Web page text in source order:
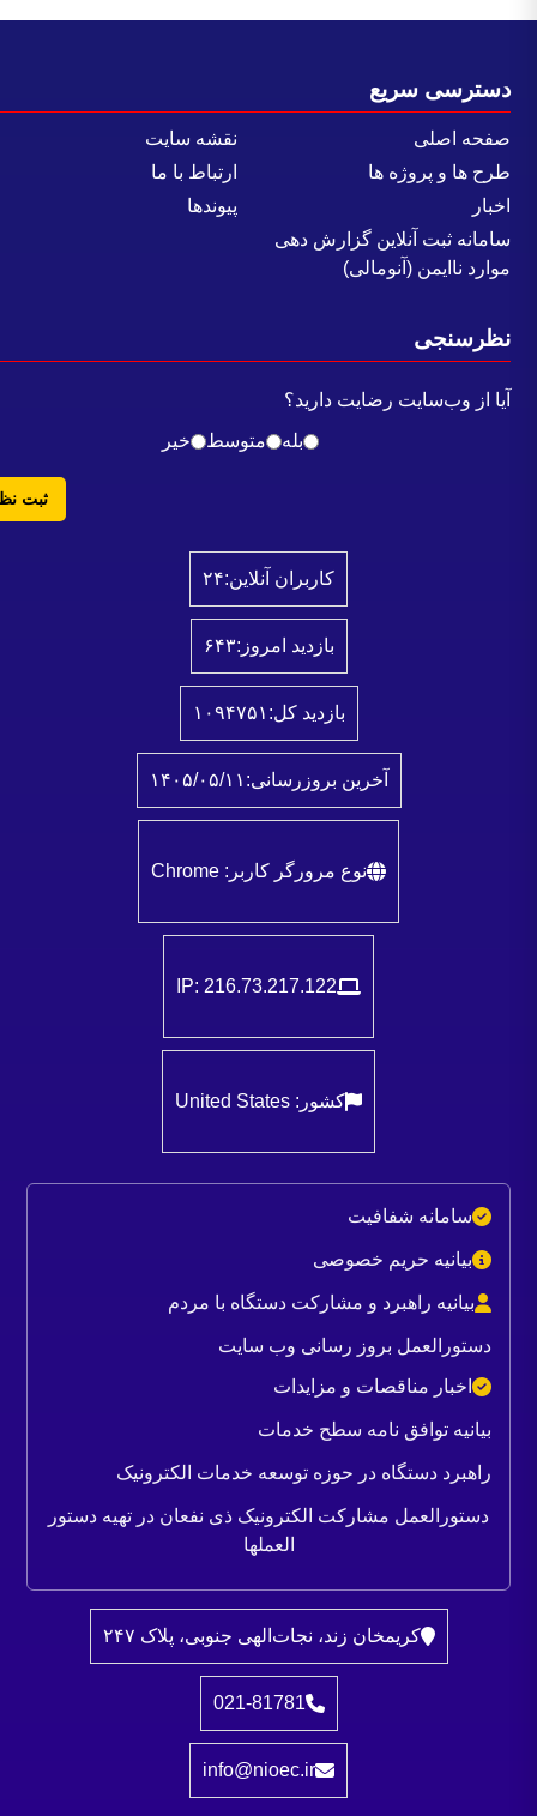
سریع
اصلی
ها و پروژه ها
ثبت آنلاین گزارش دهی
ناایمن (آنومالی)
نقشه سایت
ارتباط با ما
پیوندها
از وب‌سایت رضایت دارید؟
بله
متوسط خیر
ثبت نظر
کاربران آنلاین:۲۴
بازدید امروز: ۶۴۳
بازدید کل:۱۰۹۴۷۵۱
آخرین بروزرسانی:۱۴۰۵/۰۵/۱۱
نوع مرورگر کاربر: Chrome
IP: 216.73.217.122
کشور: United States
سامانه شفافیت
بیانیه حریم خصوصی
بیانیه راهبرد و مشارکت دستگاه با مردم
دستورالعمل بروز رسانی وب سایت
اخبار مناقصات و مزایدات
بیانیه توافق نامه سطح خدمات
راهبرد دستگاه در حوزه توسعه خدمات الکترونیک
دستورالعمل مشارکت الکترونیک ذی نفعان در تهیه دستور
العملها
کریمخان زند، نجات‌الهی جنوبی، پلاک ۲۴۷
021-81781
info@nioec.ir